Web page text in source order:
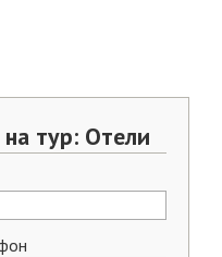
тур: Отели